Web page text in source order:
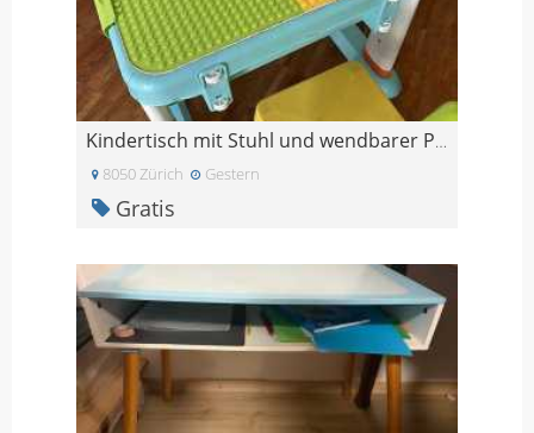
Kindertisch mit Stuhl und wendbarer Platte
8050 Zürich Gestern
Gratis